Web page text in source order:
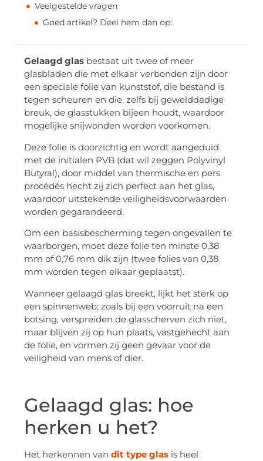
Veelgestelde vragen
Goed artikel? Deel hem dan op:
Gelaagd glas bestaat uit twee of meer
glasbladen die met elkaar verbonden zijn door
een speciale folie van kunststof, die bestand is
tegen scheuren en die, zelfs bij gewelddadige
breuk, de glasstukken bijeen houdt, waardoor
mogelijke snijwonden worden voorkomen.
Deze folie is doorzichtig en wordt aangeduid
met de initialen PVB (dat wil zeggen Polyvinyl
Butyral), door middel van thermische en pers
procédés hecht zij zich perfect aan het glas,
waardoor uitstekende veiligheidsvoorwaarden
worden gegarandeerd.
Om een basisbescherming tegen ongevallen te
waarborgen, moet deze folie ten minste 0,38
mm of 0,76 mm dik zijn (twee folies van 0,38
mm worden tegen elkaar geplaatst).
Wanneer gelaagd glas breekt, lijkt het sterk op
een spinnenweb; zoals bij een voorruit na een
botsing, verspreiden de glasscherven zich niet,
maar blijven zij op hun plaats, vastgehecht aan
de folie, en vormen zij geen gevaar voor de
veiligheid van mens of dier.
Gelaagd glas: hoe
herken u het?
Het herkennen van dit type glas is heel